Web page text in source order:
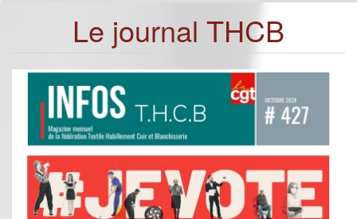
Le journal THCB